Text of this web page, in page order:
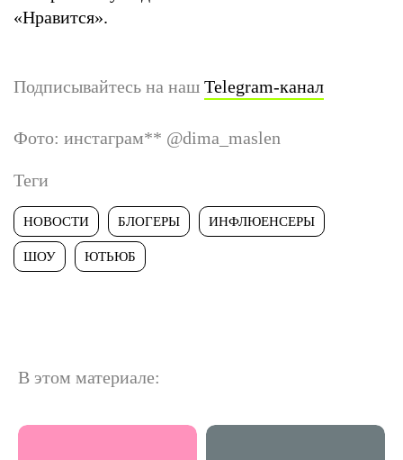
«Нравится».
Подписывайтесь на наш Telegram-канал
Фото: инстаграм** @dima_maslen
Теги
НОВОСТИ БЛОГЕРЫ ИНФЛЮЕНСЕРЫ
ШОУ ЮТЬЮБ
В этом материале: